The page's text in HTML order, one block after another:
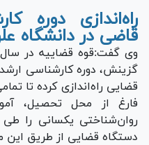
راه‌اندازی دوره
قاضی در دانشگاه
وی گفت:قوه قضاییه در
گزینش، دوره کارشناسی
قضایی راه‌اندازی کرده تا
فارغ از محل تحصیل،
روان‌شناختی یکسانی را
دستگاه قضایی از طریق این